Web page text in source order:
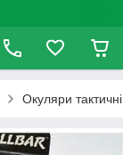
Окуляри